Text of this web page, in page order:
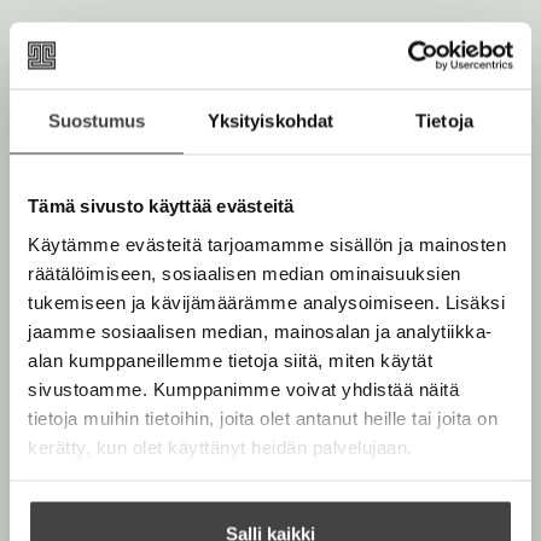
Suostumus Yksityiskohdat Tietoja
Tämä sivusto käyttää evästeitä
Käytämme evästeitä tarjoamamme sisällön ja mainosten
räätälöimiseen, sosiaalisen median ominaisuuksien
tukemiseen ja kävijämäärämme analysoimiseen. Lisäksi
jaamme sosiaalisen median, mainosalan ja analytiikka-
alan kumppaneillemme tietoja siitä, miten käytät
sivustoamme. Kumppanimme voivat yhdistää näitä
tietoja muihin tietoihin, joita olet antanut heille tai joita on
kerätty, kun olet käyttänyt heidän palvelujaan.
Salli kaikki
e
h
e
i
l
e
t
e
n
Ville Kaarnakari
Lue lisää tekijästä
V
i
l
l
e
K
a
r
n
a
a